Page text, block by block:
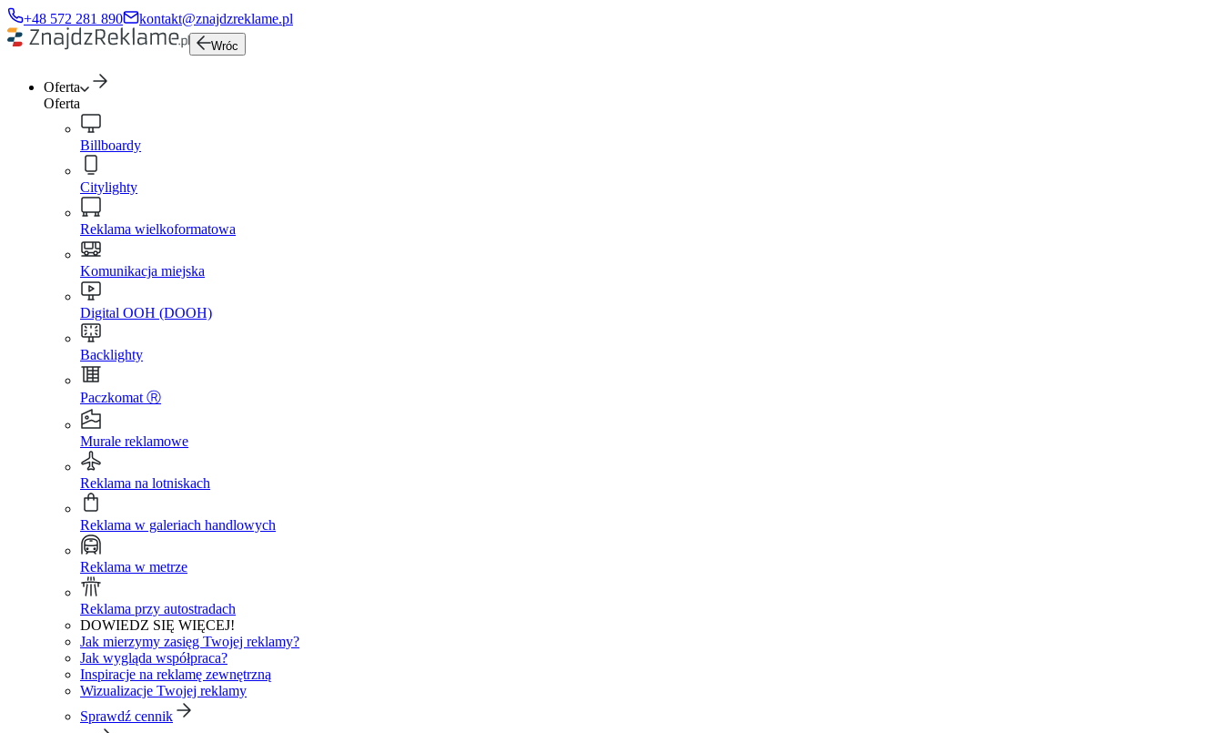
+48 572 281 890 kontakt@znajdzreklame.pl
Wróc
Oferta
Oferta
Billboardy
Citylighty
Reklama wielkoformatowa
Komunikacja miejska
Digital OOH (DOOH)
Backlighty
Paczkomat Ⓡ
Murale reklamowe
Reklama na lotniskach
Reklama w galeriach handlowych
Reklama w metrze
Reklama przy autostradach
DOWIEDZ SIĘ WIĘCEJ!
Jak mierzymy zasięg Twojej reklamy?
Jak wygląda współpraca?
Inspiracje na reklamę zewnętrzną
Wizualizacje Twojej reklamy
Sprawdź cennik